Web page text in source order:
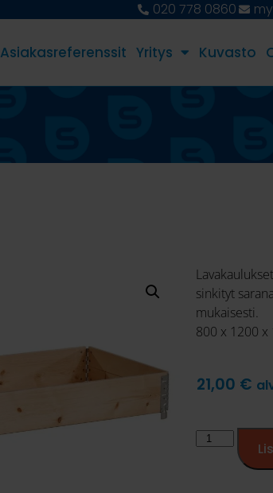
020 778 0860
Asiakasreferenssit Yritys Kuvasto
sinkityt
mukaisesti.
800 x 1200 x
21,00 €